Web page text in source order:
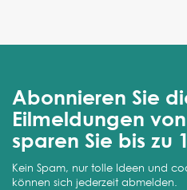
Abonnieren Sie
Eilmeldungen
sparen Sie bis zu
Kein Spam, nur tolle Ideen und
können sich jederzeit abmelden.